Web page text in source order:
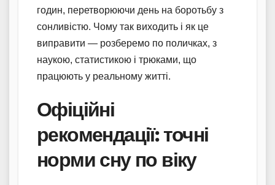
годин, перетворюючи день на боротьбу з
сонливістю. Чому так виходить і як це
виправити — розберемо по поличках, з
наукою, статистикою і трюками, що
працюють у реальному житті.
Офіційні
рекомендації: точні
норми сну по віку